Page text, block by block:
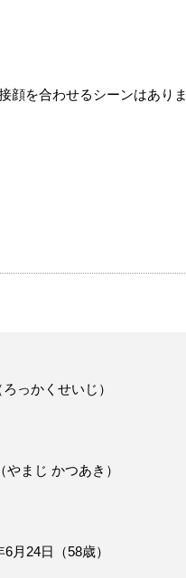
顔を合わせるシーンはあり
っかくせいじ）
まじ かつあき）
月24日（58歳）